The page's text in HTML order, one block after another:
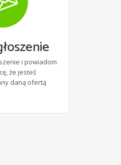
i powiadom
że jesteś
daną ofertą